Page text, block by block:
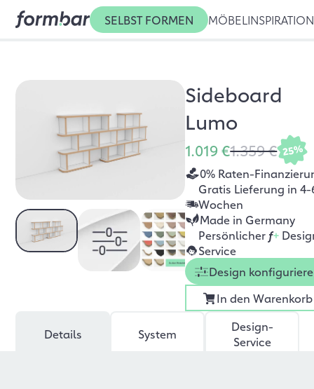
SELBST FORMEN MÖBEL INSPIRATION
Sideboard
Lumo
1.019 €1.359 € 25%
0% Raten-
Gratis Lieferung in 4-
Wochen
Made in Germany
Persönlicher f+
Service
Design
In den Warenkorb
Details System
Design-
Service